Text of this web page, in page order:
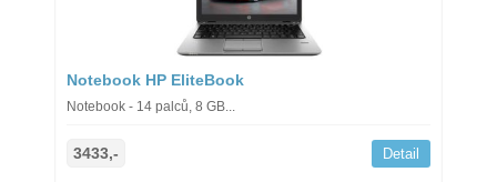
Notebook HP EliteBook
Notebook - 14 palců, 8 GB...
3433,- Detail